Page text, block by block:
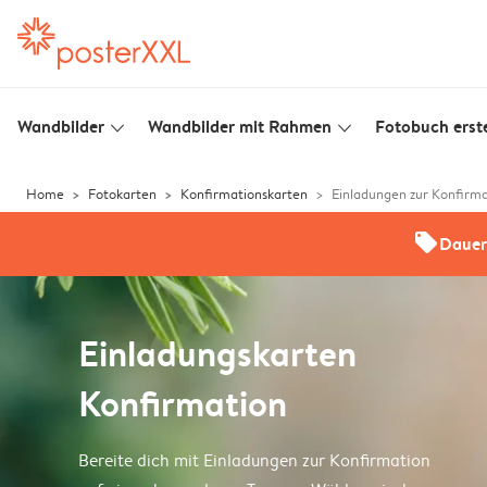
Wandbilder slim_arrow_down Wandbilder mit Rahmen slim_arrow_down Fotobuch
Home Fotokarten Konfirmationskarten Einladungen zur
offers
Einladungskarten
Konfirmation
Bereite dich mit Einladungen zur Konfirmation